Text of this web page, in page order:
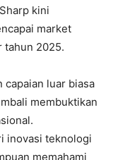
kini
market
tahun 2025.
capaian luar biasa
membuktikan
inovasi teknologi
memahami